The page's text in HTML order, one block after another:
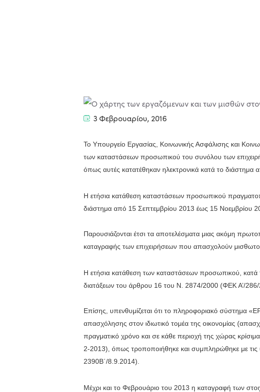
3 Φεβρουαρίου, 2016
Το Υπουργείο Εργασίας, Κοινωνικής Ασφάλισης και
των καταστάσεων προσωπικού του συνόλου των
όπως αυτές κατατέθηκαν ηλεκτρονικά κατά το
Η ετήσια κατάθεση καταστάσεων προσωπικού
διάστημα από 15 Σεπτεμβρίου 2013 έως 15 Νοεμβρίου
Παρουσιάζονται έτσι τα αποτελέσματα μιας ακόμη
καταγραφής των επιχειρήσεων που απασχολούν
Η ετήσια κατάθεση των καταστάσεων προσωπικού, κατά
διατάξεων του άρθρου 16 του Ν. 2874/2000 (ΦΕΚ Α’/
Επίσης, υπενθυμίζεται ότι το πληροφοριακό σύστημα
απασχόλησης στον ιδιωτικό τομέα της οικονομίας
πραγματικό χρόνο και σε κάθε περιοχή της χώρας
2-2013), όπως τροποποιήθηκε και συμπληρώθηκε με
2390Β΄/8.9.2014).
Μέχρι και το Φεβρουάριο του 2013 η καταγραφή των